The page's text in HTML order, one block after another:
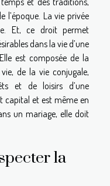
l’époque. La vie privée
Et, ce droit permet
dans la vie d’une
est composée de la
de la vie conjugale,
et de loisirs d’une
capital et est même en
un mariage, elle doit
la